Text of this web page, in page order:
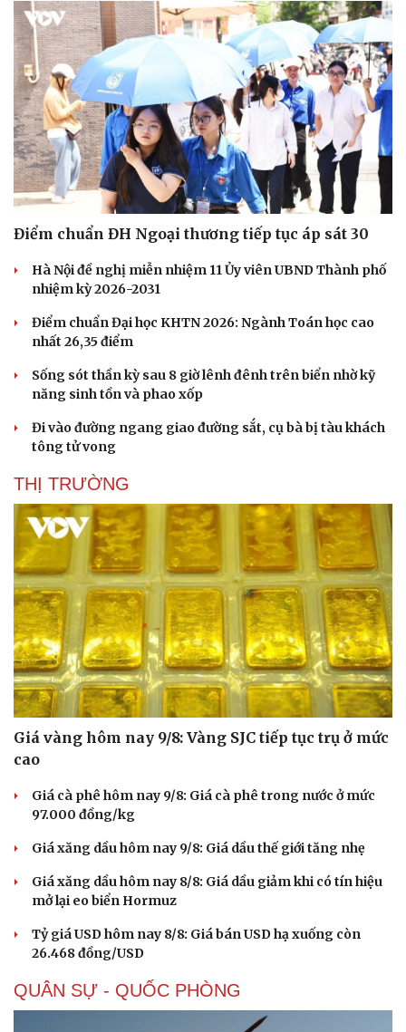
Pháp luật
Vụ án
Tin nóng
Tư vấn luật
Quân sự - Quốc phòng
Vũ khí
Việt Nam
Phân tích
Bóng đá
Lịch thi đấu bóng đá
Thế giới thể thao
eSports
Ô tô
Tư vấn
Điểm chuẩn ĐH Ngoại thương tiếp tục áp sát 30
Hà Nội đề nghị miễn nhiệm 11 Ủy viên UBND Thành phố
nhiệm kỳ 2026-2031
Điểm chuẩn Đại học KHTN 2026: Ngành Toán học cao
nhất 26,35 điểm
Sống sót thần kỳ sau 8 giờ lênh đênh trên biển nhờ kỹ
năng sinh tồn và phao xốp
Đi vào đường ngang giao đường sắt, cụ bà bị tàu khách
tông tử vong
THỊ TRƯỜNG
Giá vàng hôm nay 9/8: Vàng SJC tiếp tục trụ ở mức
cao
Giá cà phê hôm nay 9/8: Giá cà phê trong nước ở mức
97.000 đồng/kg
Giá xăng dầu hôm nay 9/8: Giá dầu thế giới tăng nhẹ
Giá xăng dầu hôm nay 8/8: Giá dầu giảm khi có tín hiệu
mở lại eo biển Hormuz
Tỷ giá USD hôm nay 8/8: Giá bán USD hạ xuống còn
26.468 đồng/USD
QUÂN SỰ - QUỐC PHÒNG